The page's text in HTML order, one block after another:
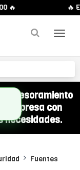
🔥 🔥
asesoramiento
empresa con
necesidades.
Fuentes